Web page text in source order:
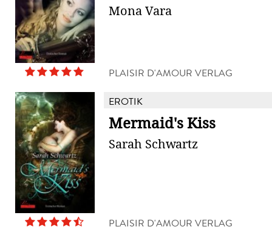
Mona Vara
PLAISIR D'AMOUR VERLAG
EROTIK
Mermaid's Kiss
Sarah Schwartz
PLAISIR D'AMOUR VERLAG